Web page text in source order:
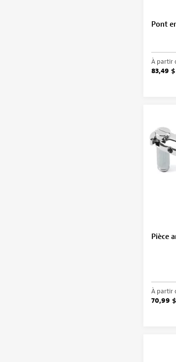
Pont
À partir
83,49 $
Pièce
À partir
70,99 $